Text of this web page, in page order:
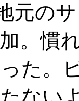
元の
。慣
た。